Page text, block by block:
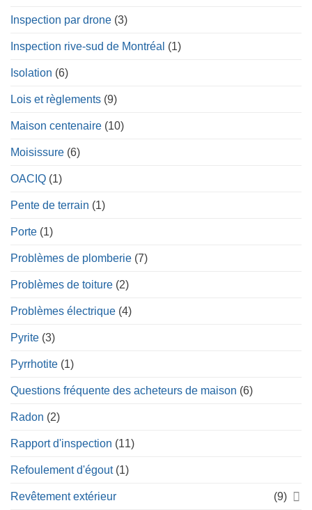
Inspection par drone (3)
Inspection rive-sud de Montréal (1)
Isolation (6)
Lois et règlements (9)
Maison centenaire (10)
Moisissure (6)
OACIQ (1)
Pente de terrain (1)
Porte (1)
Problèmes de plomberie (7)
Problèmes de toiture (2)
Problèmes électrique (4)
Pyrite (3)
Pyrrhotite (1)
Questions fréquente des acheteurs de maison (6)
Radon (2)
Rapport d'inspection (11)
Refoulement d'égout(1)
Revêtement extérieur (9)